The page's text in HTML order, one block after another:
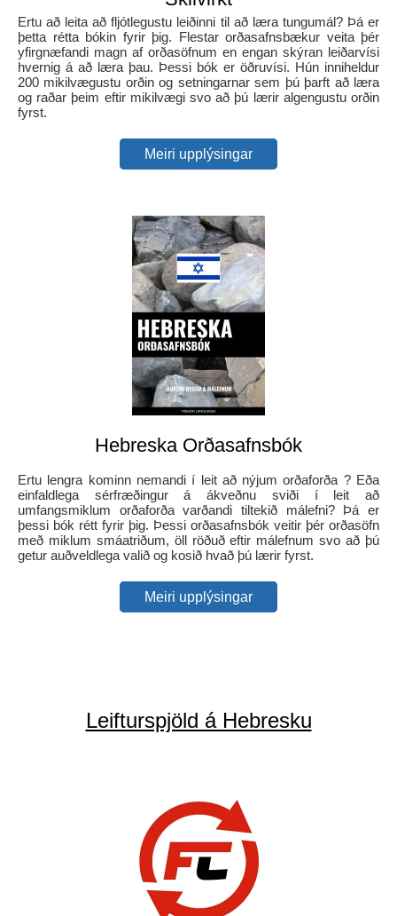
Ertu að leita að fljótlegustu leiðinni til að læra tungumál? Þá er
þetta rétta bókin fyrir þig. Flestar orðasafnsbækur veita þér
yfirgnæfandi magn af orðasöfnum en engan skýran leiðarvísi
hvernig á að læra þau. Þessi bók er öðruvísi. Hún inniheldur
200 mikilvægustu orðin og setningarnar sem þú þarft að læra
og raðar þeim eftir mikilvægi svo að þú lærir algengustu orðin
fyrst.
Meiri upplýsingar
Hebreska Orðasafnsbók
Ertu lengra kominn nemandi í leit að nýjum orðaforða ? Eða
einfaldlega sérfræðingur á ákveðnu sviði í leit að
umfangsmiklum orðaforða varðandi tiltekið málefni? Þá er
þessi bók rétt fyrir þig. Þessi orðasafnsbók veitir þér orðasöfn
með miklum smáatriðum, öll röðuð eftir málefnum svo að þú
getur auðveldlega valið og kosið hvað þú lærir fyrst.
Meiri upplýsingar
Leifturspjöld á Hebresku